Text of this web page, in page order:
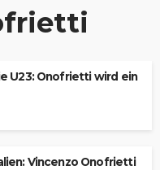
U23: Onofrietti wird ein
Vincenzo Onofrietti